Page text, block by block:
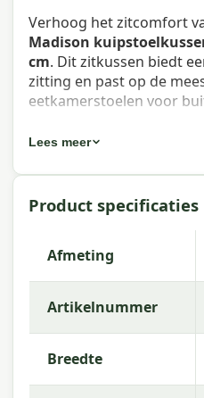
Verhoog het zitcomfort
Madison
cm. Dit zitkussen biedt
zitting en past op de
eetkamerstoelen voor
Eigenschappen
kuipstoelkussen
96x45 cm
EAN:8713229383602
Afmeting:Ca. 96x45 cm
Lees meer
Product specificaties
Afmeting
Artikelnummer
Breedte